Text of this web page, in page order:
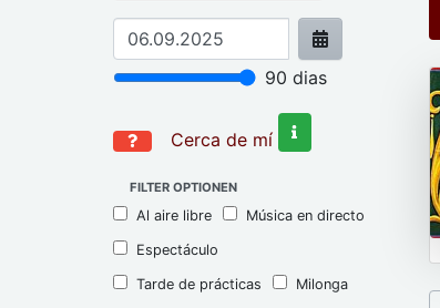
90 dias
Cerca de mí
FILTER OPTIONEN
Al aire libre Música en directo
Espectáculo
Tarde de prácticas Milonga